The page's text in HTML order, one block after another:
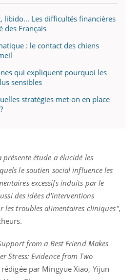
libido... Les difficultés financières
des Français
: le contact des chiens
qui expliquent pourquoi les
sensibles
stratégies met-on en place
présente étude a élucidé les
le soutien social influence les
excessifs induits par le
des idées d'interventions
les troubles alimentaires cliniques",
from a Best Friend Makes
Stress: Evidence from Two
par Mingyue Xiao, Yijun